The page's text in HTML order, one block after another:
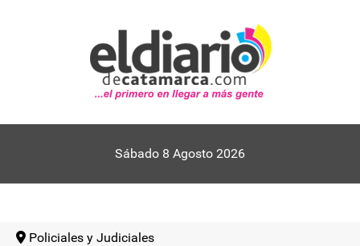
Sábado 8 Agosto 2026
Policiales y Judiciales